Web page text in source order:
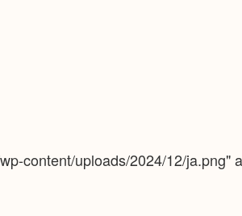
content/uploads/2024/12/ja.png"